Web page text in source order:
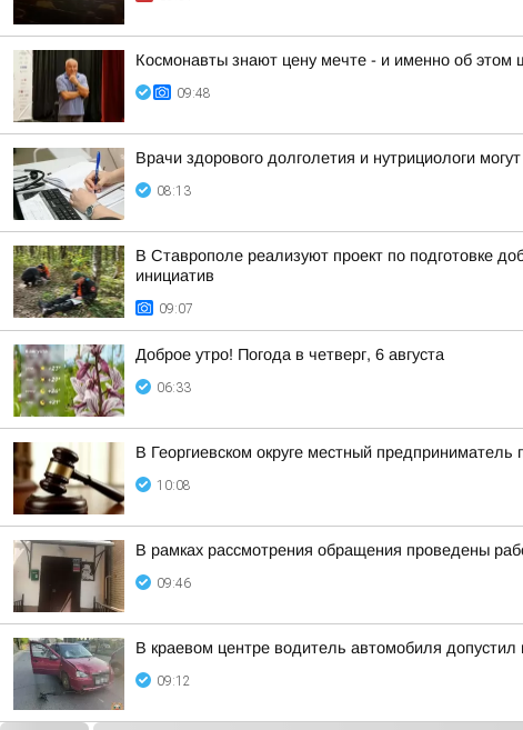
Космонавты знают цену мечте - и именно об
09:48
Врачи здорового долголетия и нутрициологи
08:13
В Ставрополе реализуют проект по подготовке
инициатив
09:07
Доброе утро! Погода в четверг, 6 августа
06:33
В Георгиевском округе местный
10:08
В рамках рассмотрения обращения проведены
09:46
В краевом центре водитель автомобиля
09:12